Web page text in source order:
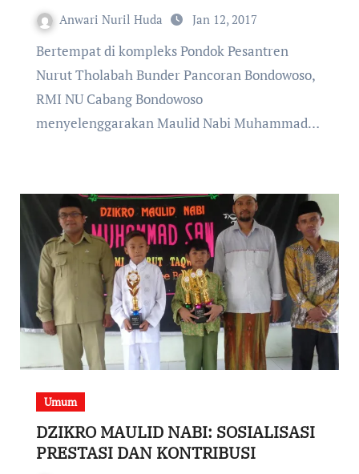
Anwari Nuril Huda Jan 12, 2017
Bertempat di kompleks Pondok Pesantren
Nurut Tholabah Bunder Pancoran Bondowoso,
RMI NU Cabang Bondowoso
menyelenggarakan Maulid Nabi Muhammad…
Umum
DZIKRO MAULID NABI: SOSIALISASI
PRESTASI DAN KONTRIBUSI